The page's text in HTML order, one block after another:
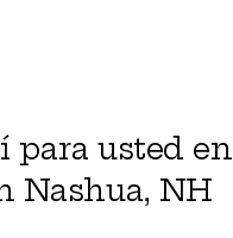
para usted en
Nashua, NH